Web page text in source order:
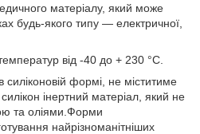
матеріалу, який може
будь-якого типу — електричної,
від -40 до + 230 °C.
силіконовій формі, не міститиме
інертний матеріал, який не
та оліями.Форми
найрізноманітніших